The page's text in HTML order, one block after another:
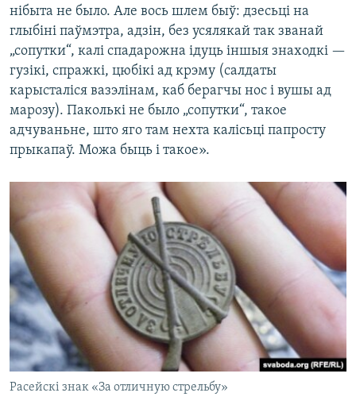
нібыта не было. Але вось шлем быў: дзесьці на
глыбіні паўмэтра, адзін, без усялякай так званай
„сопутки“, калі спадарожна ідуць іншыя знаходкі —
гузікі, спражкі, цюбікі ад крэму (салдаты
карысталіся вазэлінам, каб берагчы нос і вушы ад
марозу). Паколькі не было „сопутки“, такое
адчуваньне, што яго там нехта калісьці папросту
прыкапаў. Можа быць і такое».
Расейскі знак «За отличную стрельбу»